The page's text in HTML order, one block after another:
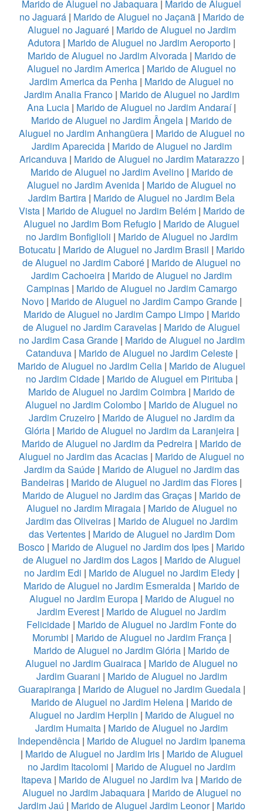
Marido de Aluguel no Jabaquara | Marido de Aluguel
no Jaguará| Marido de Aluguel no Jaçanã| Marido de
Aluguel no Jaguaré| Marido de Aluguel no Jardim
Adutora | Marido de Aluguel no Jardim Aeroporto |
Marido de Aluguel no Jardim Alvorada| Marido de
Aluguel no Jardim America | Marido de Aluguel no
Jardim America da Penha | Marido de Aluguel no
Jardim Analia Franco| Marido de Aluguel no Jardim
Ana Lucia | Marido de Aluguel no Jardim Andaraí|
Marido de Aluguel no Jardim Ângela | Marido de
Aluguel no Jardim Anhangüera| Marido de Aluguel no
Jardim Aparecida| Marido de Aluguel no Jardim
Aricanduva| Marido de Aluguel no Jardim Matarazzo|
Marido de Aluguel no Jardim Avelino| Marido de
Aluguel no Jardim Avenida | Marido de Aluguel no
Jardim Bartira | Marido de Aluguel no Jardim Bela
Vista| Marido de Aluguel no Jardim Belém| Marido de
Aluguel no Jardim Bom Refugio | Marido de Aluguel
no Jardim Bonfiglioli | Marido de Aluguel no Jardim
Botucatu | Marido de Aluguel no Jardim Brasil | Marido
de Aluguel no Jardim Caboré | Marido de Aluguel no
Jardim Cachoeira | Marido de Aluguel no Jardim
Campinas| Marido de Aluguel no Jardim Camargo
Novo| Marido de Aluguel no Jardim Campo Grande|
Marido de Aluguel no Jardim Campo Limpo| Marido
de Aluguel no Jardim Caravelas | Marido de Aluguel
no Jardim Casa Grande| Marido de Aluguel no Jardim
Catanduva| Marido de Aluguel no Jardim Celeste|
Marido de Aluguel no Jardim Celia | Marido de Aluguel
no Jardim Cidade| Marido de Aluguel em Pirituba|
Marido de Aluguel no Jardim Coimbra | Marido de
Aluguel no Jardim Colombo | Marido de Aluguel no
Jardim Cruzeiro| Marido de Aluguel no Jardim da
Glória| Marido de Aluguel no Jardim da Laranjeira|
Marido de Aluguel no Jardim da Pedreira | Marido de
Aluguel no Jardim das Acacias | Marido de Aluguel no
Jardim da Saúde| Marido de Aluguel no Jardim das
Bandeiras | Marido de Aluguel no Jardim das Flores |
Marido de Aluguel no Jardim das Graças | Marido de
Aluguel no Jardim Miragaia| Marido de Aluguel no
Jardim das Oliveiras| Marido de Aluguel no Jardim
das Vertentes| Marido de Aluguel no Jardim Dom
Bosco | Marido de Aluguel no Jardim dos Ipes | Marido
de Aluguel no Jardim dos Lagos| Marido de Aluguel
no Jardim Edi | Marido de Aluguel no Jardim Eledy|
Marido de Aluguel no Jardim Esmeralda | Marido de
Aluguel no Jardim Europa| Marido de Aluguel no
Jardim Everest | Marido de Aluguel no Jardim
Felicidade | Marido de Aluguel no Jardim Fonte do
Morumbi | Marido de Aluguel no Jardim França|
Marido de Aluguel no Jardim Glória | Marido de
Aluguel no Jardim Guairaca | Marido de Aluguel no
Jardim Guarani | Marido de Aluguel no Jardim
Guarapiranga| Marido de Aluguel no Jardim Guedala|
Marido de Aluguel no Jardim Helena| Marido de
Aluguel no Jardim Herplin | Marido de Aluguel no
Jardim Humaita | Marido de Aluguel no Jardim
Independência | Marido de Aluguel no Jardim Ipanema
| Marido de Aluguel no Jardim Iris| Marido de Aluguel
no Jardim Itacolomi | Marido de Aluguel no Jardim
Itapeva | Marido de Aluguel no Jardim Iva | Marido de
Aluguel no Jardim Jabaquara| Marido de Aluguel no
Jardim Jaú | Marido de Aluguel Jardim Leonor| Marido